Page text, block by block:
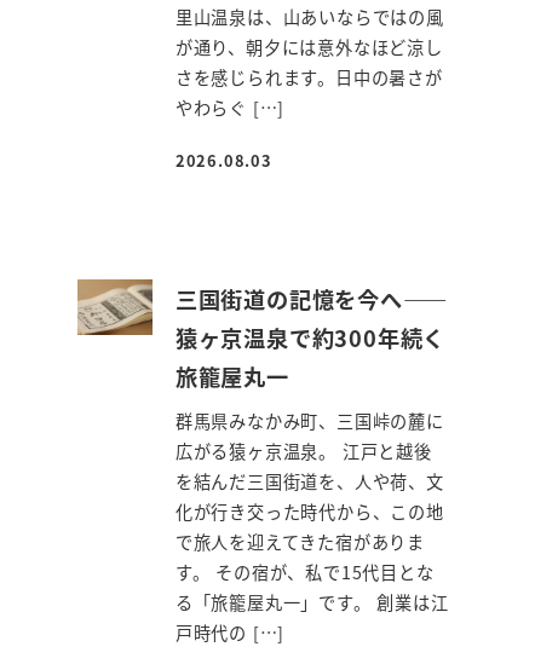
里山温泉は、山あいならではの風
が通り、朝夕には意外なほど涼し
さを感じられます。日中の暑さが
やわらぐ […]
投稿日
2026.08.03
三国街道の記憶を今へ――
猿ヶ京温泉で約300年続く
旅籠屋丸一
群馬県みなかみ町、三国峠の麓に
広がる猿ヶ京温泉。 江戸と越後
を結んだ三国街道を、人や荷、文
化が行き交った時代から、この地
で旅人を迎えてきた宿がありま
す。 その宿が、私で15代目とな
る「旅籠屋丸一」です。 創業は江
戸時代の […]